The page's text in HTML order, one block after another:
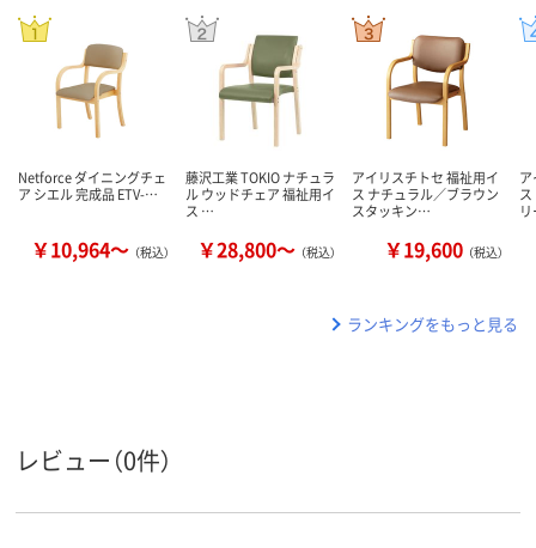
Netforce ダイニングチェ
ア シエル 完成品 ETV-…
￥10,964～ （税込）
藤沢工業 TOKIO ナチュラ
ル ウッドチェア 福祉用イ
ス …
￥28,800～ （税込）
アイリスチトセ 福祉用イ
ス ナチュラル／ブラウン
スタッキン…
￥19,600 （税込）
ランキングをもっと見る
レビュー（0件）